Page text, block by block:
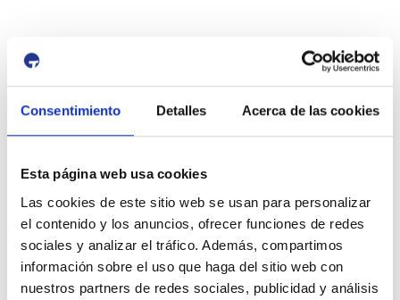
Consentimiento Detalles Acerca de las cookies
Esta página web usa cookies
Las cookies de este sitio web se usan para personalizar
el contenido y los anuncios, ofrecer funciones de redes
sociales y analizar el tráfico. Además, compartimos
información sobre el uso que haga del sitio web con
nuestros partners de redes sociales, publicidad y análisis
id:4017
Port i Ciutat